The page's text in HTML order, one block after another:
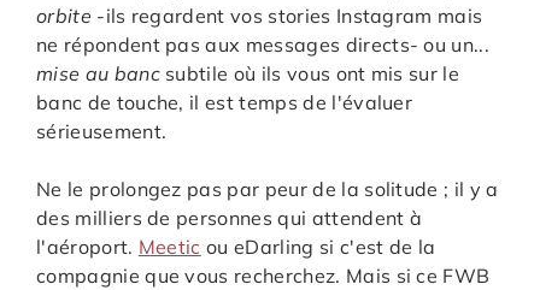
orbite -ils regardent vos stories Instagram mais
ne répondent pas aux messages directs- ou un...
mise au bancsubtile où ils vous ont mis sur le
banc de touche, il est temps de l'évaluer
sérieusement.
Ne le prolongez pas par peur de la solitude ; il y a
des milliers de personnes qui attendent à
l'aéroport. Meetic ou eDarling si c'est de la
compagnie que vous recherchez. Mais si ce FWB